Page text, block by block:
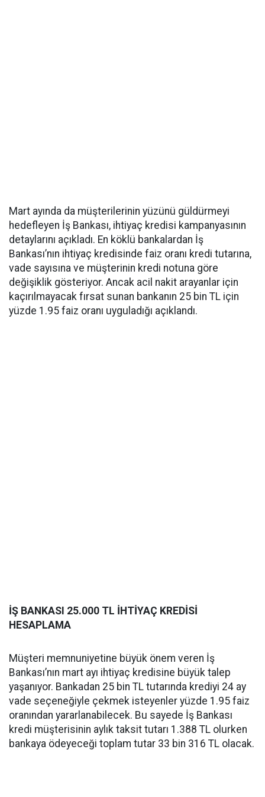
Mart ayında da müşterilerinin yüzünü güldürmeyi
hedefleyen İş Bankası, ihtiyaç kredisi kampanyasının
detaylarını açıkladı. En köklü bankalardan İş
Bankası’nın ihtiyaç kredisinde faiz oranı kredi tutarına,
vade sayısına ve müşterinin kredi notuna göre
değişiklik gösteriyor. Ancak acil nakit arayanlar için
kaçırılmayacak fırsat sunan bankanın 25 bin TL için
yüzde 1.95 faiz oranı uyguladığı açıklandı.
İŞ BANKASI 25.000 TL İHTİYAÇ KREDİSİ
HESAPLAMA
Müşteri memnuniyetine büyük önem veren İş
Bankası’nın mart ayı ihtiyaç kredisine büyük talep
yaşanıyor. Bankadan 25 bin TL tutarında krediyi 24 ay
vade seçeneğiyle çekmek isteyenler yüzde 1.95 faiz
oranından yararlanabilecek. Bu sayede İş Bankası
kredi müşterisinin aylık taksit tutarı 1.388 TL olurken
bankaya ödeyeceği toplam tutar 33 bin 316 TL olacak.